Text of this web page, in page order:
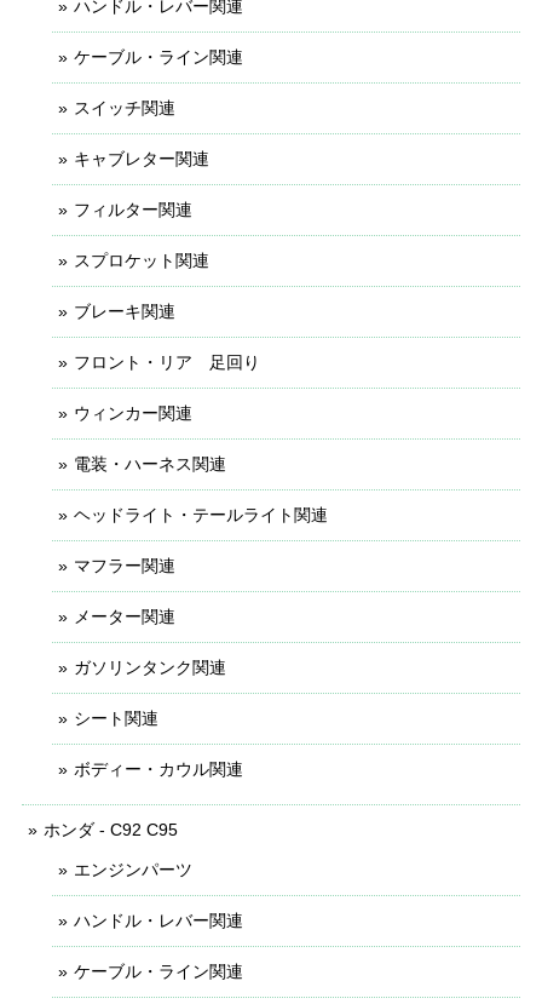
ハンドル・レバー関連
ケーブル・ライン関連
スイッチ関連
キャブレター関連
フィルター関連
スプロケット関連
ブレーキ関連
フロント・リア 足回り
ウィンカー関連
電装・ハーネス関連
ヘッドライト・テールライト関連
マフラー関連
メーター関連
ガソリンタンク関連
シート関連
ボディー・カウル関連
ホンダ - C92 C95
エンジンパーツ
ハンドル・レバー関連
ケーブル・ライン関連